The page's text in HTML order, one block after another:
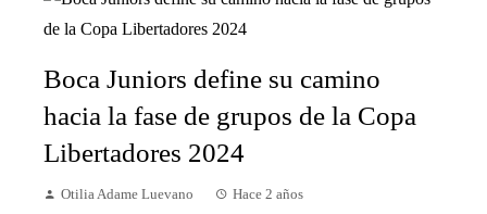
Boca Juniors define su camino
hacia la fase de grupos de la Copa
Libertadores 2024
Otilia Adame Luevano Hace 2 años